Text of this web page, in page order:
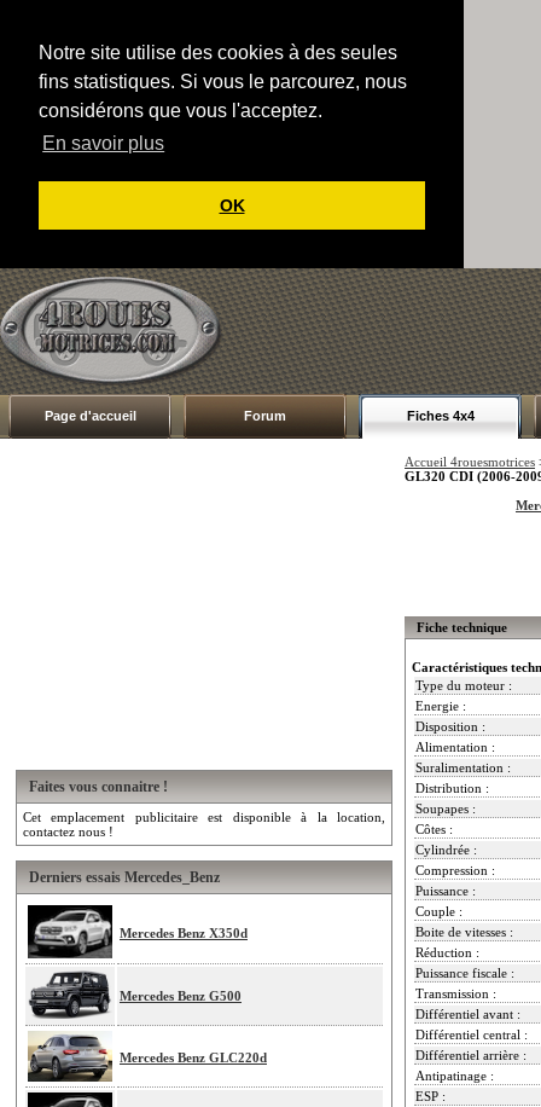
Notre site utilise des cookies à des seules
fins statistiques. Si vous le parcourez, nous
considérons que vous l'acceptez.
En savoir plus
OK
Page d'accueil Forum Fiches 4x4
Faites vous connaitre !
Cet emplacement publicitaire est disponible à la location,
contactez nous !
Derniers essais Mercedes_Benz
Mercedes Benz X350d
Mercedes Benz G500
Mercedes Benz GLC220d
Accueil 4rouesmotrices
GL320 CDI (2006-
Fiche technique
Caractéristiques
Type du moteur :
Energie :
Disposition :
Alimentation :
Suralimentation :
Distribution :
Soupapes :
Côtes :
Cylindrée :
Compression :
Puissance :
Couple :
Boite de vitesses :
Réduction :
Puissance fiscale :
Transmission :
Différentiel avant :
Différentiel central :
Différentiel arrière :
Antipatinage :
ESP :